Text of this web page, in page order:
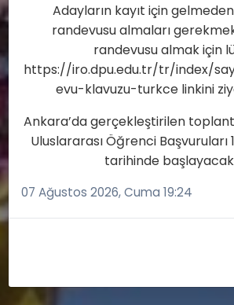
Adayların kayıt için
randevusu almaları
randevusu almak için
https://iro.dpu.edu.tr/tr/index/
evu-klavuzu-turkce linkini
Ankara’da gerçekleştirilen
Uluslararası Öğrenci Başvuruları
tarihinde
07 Ağustos 2026, Cuma 19:24